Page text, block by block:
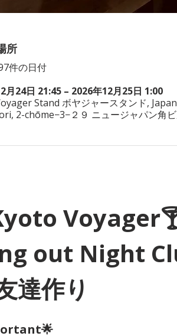
所
件の日付
月24日 21:45 – 2026年12月25日 1:00
Stand ボヤジャースタンド,
2-chōme−3−２９ ニュージャパン角ビ
out Night
達作り